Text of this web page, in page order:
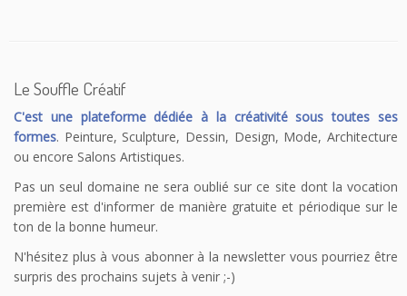
Le Souffle Créatif
C'est une plateforme dédiée à la créativité sous toutes ses
formes. Peinture, Sculpture, Dessin, Design, Mode, Architecture
ou encore Salons Artistiques.
Pas un seul domaine ne sera oublié sur ce site dont la vocation
première est d'informer de manière gratuite et périodique sur le
ton de la bonne humeur.
N'hésitez plus à vous abonner à la newsletter vous pourriez être
surpris des prochains sujets à venir ;-)